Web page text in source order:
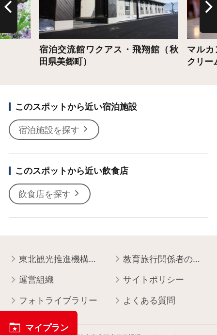
宿泊交流館ワクアス・飛翔館（秋
田県美郷町）
マル
クリー
このスポットから近い宿泊施設
宿泊施設を探す
このスポットから近い飲食店
飲食店を探す
東北観光推進機構について 教育旅行関係者の皆様へ
運営組織 サイトポリシー
フォトライブラリー よくある質問
マイプラン